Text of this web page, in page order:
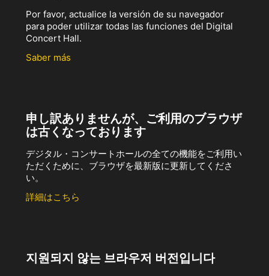
Por favor, actualice la versión de su navegador
para poder utilizar todas las funciones del Digital
Concert Hall.
Saber más
申し訳ありませんが、ご利用のブラウザ
は古くなっております
デジタル・コンサートホールの全ての機能をご利用い
ただくために、ブラウザを最新版に更新してくださ
い。
詳細はこちら
지원되지 않는 브라우저 버전입니다